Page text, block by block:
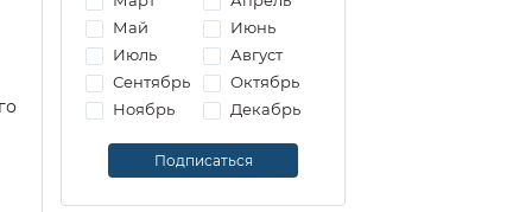
Май
Июнь
Июль
Август
Сентябрь
Октябрь
Ноябрь
Декабрь